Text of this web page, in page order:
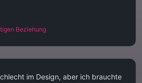
Beziehung
im Design, aber ich brauchte